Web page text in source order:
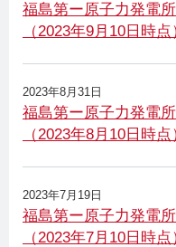
福島第ー原子力発電
（2023年9月10日時点
2023年8月31日
福島第ー原子力発電
（2023年8月10日時点
2023年7月19日
福島第ー原子力発電
（2023年7月10日時点